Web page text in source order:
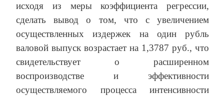
исходя из меры коэффициента регрессии,
сделать вывод о том, что с увеличением
осуществленных издержек на один рубль
валовой выпуск возрастает на 1,3787 руб., что
свидетельствует о расширенном
воспроизводстве и эффективности
осуществляемого процесса интенсивности